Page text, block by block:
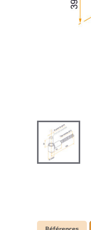
Références